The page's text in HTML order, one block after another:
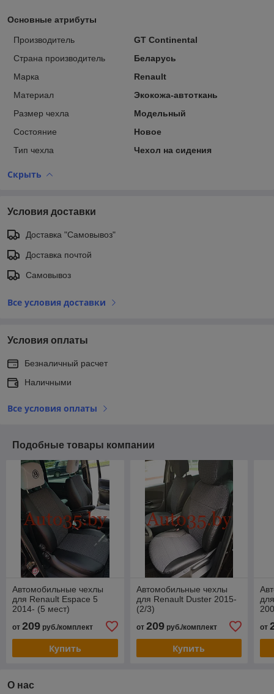
Основные атрибуты
Производитель
GT Continental
Страна производитель
Беларусь
Марка
Renault
Материал
Экокожа-автоткань
Размер чехла
Модельный
Состояние
Новое
Тип чехла
Чехол на сидения
Скрыть
Условия доставки
Доставка "Самовывоз"
Доставка почтой
Самовывоз
Все условия доставки
Условия оплаты
Безналичный расчет
Наличными
Все условия оплаты
Подобные товары компании
Автомобильные чехлы
для Renault Espace 5
2014- (5 мест)
от 209 руб./комплект
Купить
Автомобильные чехлы
для Renault Duster 2015-
(2/3)
от 209руб./комплект
Купить
от
О нас